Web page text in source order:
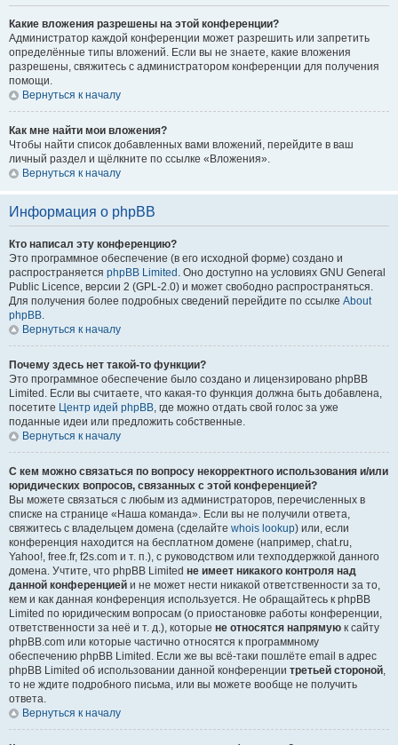
Какие вложения разрешены на этой конференции?
Администратор каждой конференции может разрешить или запретить
определённые типы вложений. Если вы не знаете, какие вложения
разрешены, свяжитесь с администратором конференции для получения
помощи.
Вернуться к началу
Как мне найти мои вложения?
Чтобы найти список добавленных вами вложений, перейдите в ваш
личный раздел и щёлкните по ссылке «Вложения».
Вернуться к началу
Информация о phpBB
Кто написал эту конференцию?
Это программное обеспечение (в его исходной форме) создано и
распространяется phpBB Limited . Оно доступно на условиях GNU General
Public Licence, версии 2 (GPL-2.0) и может свободно распространяться.
Для получения более подробных сведений перейдите по ссылке About
phpBB.
Вернуться к началу
Почему здесь нет такой-то функции?
Это программное обеспечение было создано и лицензировано phpBB
Limited. Если вы считаете, что какая-то функция должна быть добавлена,
посетите Центр идей phpBB, где можно отдать свой голос за уже
поданные идеи или предложить собственные.
Вернуться к началу
С кем можно связаться по вопросу некорректного использования и/или
юридических вопросов, связанных с этой конференцией?
Вы можете связаться с любым из администраторов, перечисленных в
списке на странице «Наша команда». Если вы не получили ответа,
свяжитесь с владельцем домена (сделайте whois lookup) или, если
конференция находится на бесплатном домене (например, chat.ru,
Yahoo!, free.fr, f2s.com и т. п.), с руководством или техподдержкой данного
домена. Учтите, что phpBB Limited не имеет никакого контроля над
данной конференцией и не может нести никакой ответственности за то,
кем и как данная конференция используется. Не обращайтесь к phpBB
Limited по юридическим вопросам (о приостановке работы конференции,
ответственности за неё и т. д.), которые не относятся напрямую к сайту
phpBB.com или которые частично относятся к программному
обеспечению phpBB Limited. Если же вы всё-таки пошлёте email в адрес
phpBB Limited об использовании данной конференции третьей стороной,
то не ждите подробного письма, или вы можете вообще не получить
ответа.
Вернуться к началу